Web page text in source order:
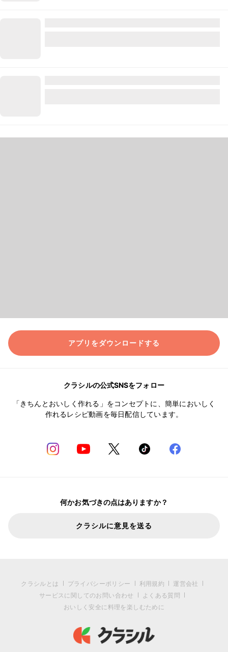
アプリをダウンロードする
クラシルの公式SNSをフォロー
「きちんとおいしく作れる」をコンセプトに、簡単においしく
作れるレシピ動画を毎日配信しています。
何かお気づきの点はありますか？
クラシルに意見を送る
クラシルとは プライバシーポリシー 利用規約
運営会社
サービスに関してのお問い合わせ
よくある質問
おいしく安全に料理を楽しむために